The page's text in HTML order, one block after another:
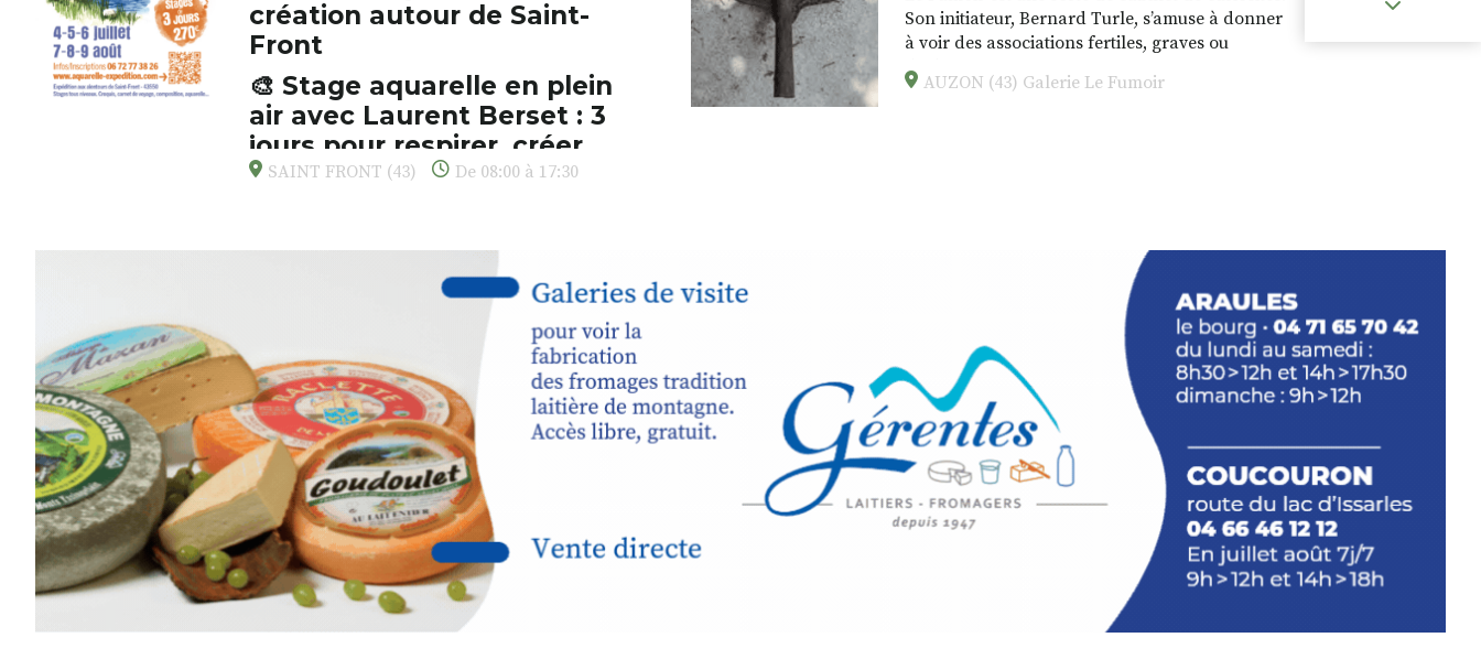
création autour de Saint-
Front
🎨 Stage aquarelle en plein
air avec Laurent Berset : 3
jours pour respirer, créer,
s’émerveiller
paysages de Haute-Loire ?
vous propose unstage
, accessibleà tous les
niveaux, dans un cadre naturel
inspirantautour de Saint-Front , à seulement30
minutes du Puy-en-Velay.
Pendant3 jours, vous apprendrez à capturer
l’instant :
Croquis, carnet de voyage, composition,
aquarelle, encre, ou contenu hybride.
Le programme :
8h : rendez-vous au point de départ
SAINT FRONT (43) De 08:00 à 17:30
Son initiateur, Bernard Turle, s’amuse à donner
à voir des associations fertiles, graves ou
drôles, parfois fumeuses. Des oeuvres
éclectiques font. liens avec les histoires un peu
Programmée en off du festival d’Auzon, cette
expo-installation temporaire vous livre une
raison de plus d’aller faire un tour dans la cité
médiévale du Brivadois cet été.
INTERVIEW
STRADA Bernard Turle, vous avez ouvert une
AUZON (43) Galerie Le Fumoir